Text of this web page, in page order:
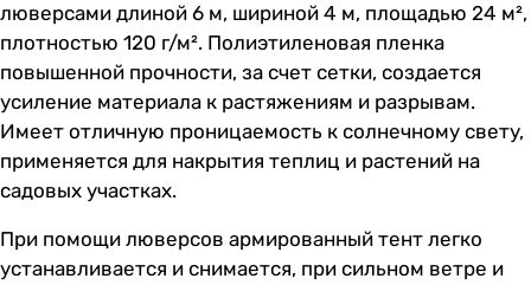
люверсами длиной 6 м, шириной 4 м, площадью 24 м²,
плотностью 120 г/м². Полиэтиленовая пленка
повышенной прочности, за счет сетки, создается
усиление материала к растяжениям и разрывам.
Имеет отличную проницаемость к солнечному свету,
применяется для накрытия теплиц и растений на
садовых участках.
При помощи люверсов армированный тент легко
устанавливается и снимается, при сильном ветре и